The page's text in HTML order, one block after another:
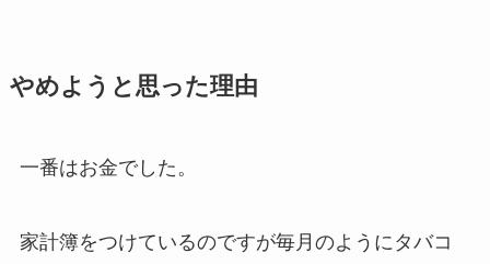
やめようと思った理由
一番はお金でした。
家計簿をつけているのですが毎月のようにタバコ